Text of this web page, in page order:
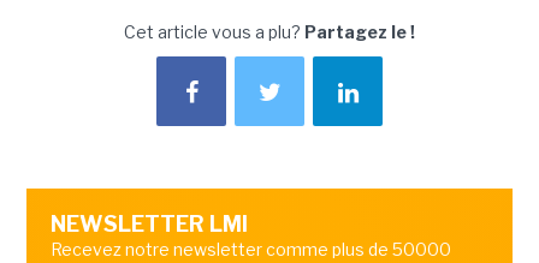
Cet article vous a plu? Partagez le !
NEWSLETTER LMI
Recevez notre newsletter comme plus de 50000